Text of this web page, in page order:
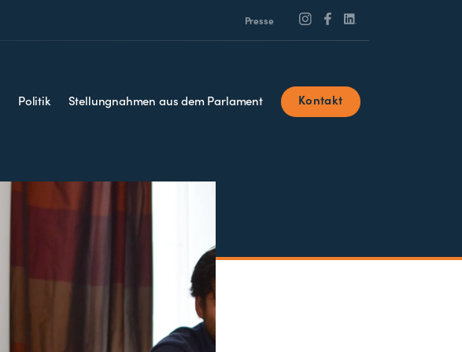
Presse
Politik Stellungnahmen aus dem Parlament Kontakt